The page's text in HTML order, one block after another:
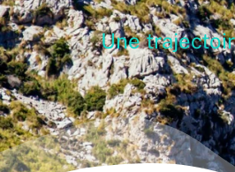
Une